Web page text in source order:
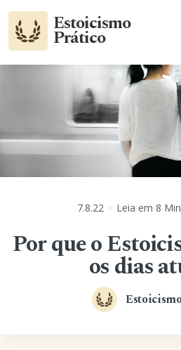
Estoicismo
Prático
7.8.22 Leia em 8 Min
Por que o
os dias